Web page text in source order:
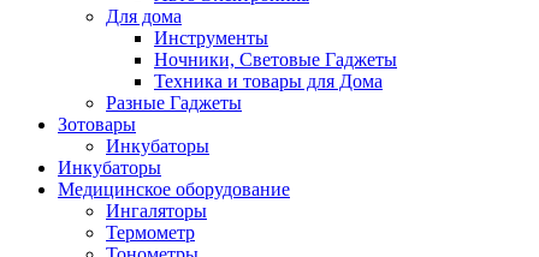
Для дома
Инструменты
Ночники, Световые Гаджеты
Техника и товары для Дома
Разные Гаджеты
Зотовары
Инкубаторы
Инкубаторы
Медицинское оборудование
Ингаляторы
Термометр